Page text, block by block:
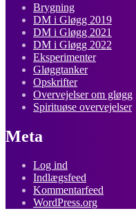
Brygning
DM i Gløgg 2019
DM i Gløgg 2021
DM i Gløgg 2022
Eksperimenter
Gløggtanker
Opskrifter
Overvejelser om gløgg
Spirituøse overvejelser
Meta
Log ind
Indlægsfeed
Kommentarfeed
WordPress.org